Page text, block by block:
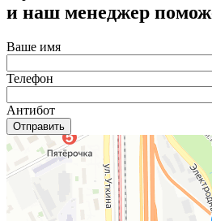
и наш менеджер
Ваше имя
Телефон
Антибот
Отправить